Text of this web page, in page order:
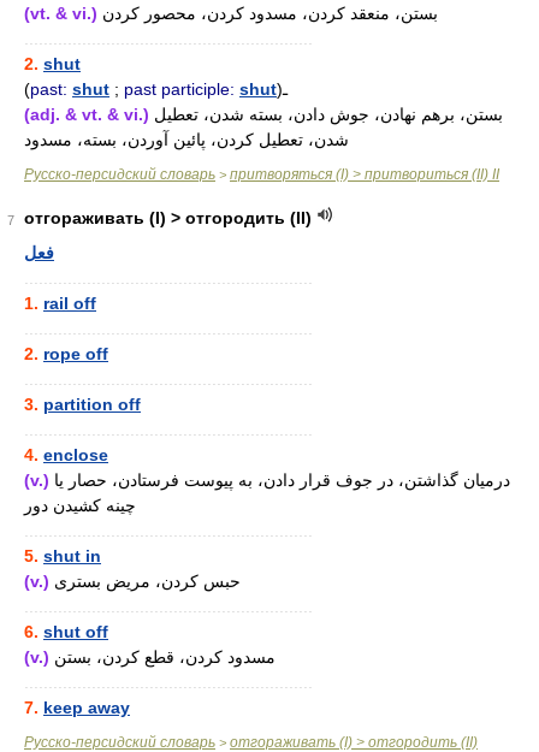
(vt. & vi.) بستن، منعقد کردن، مسدود کردن، محصور کردن
2. shut
(past: shut ; past participle: shut )ـ
(adj. & vt. & vi.)
شدن، تعطیل کردن، پائین آوردن، بسته، مسدود
Русско-персидский словарь > притворяться (I) > притвориться (II) II
7
отгораживать (I) > отгородить (II)
فعل
1. rail off
2. rope off
3. partition off
4. enclose
(v.)
چینه کشیدن دور
5. shut in
(v.) حبس کردن، مریض بستری
6. shut off
(v.) مسدود کردن، قطع کردن، بستن
7. keep away
Русско-персидский словарь > отгораживать (I) > отгородить (II)